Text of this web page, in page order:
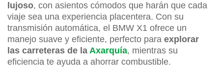
lujoso, con asientos cómodos que harán que cada
viaje sea una experiencia placentera. Con su
transmisión automática, el BMW X1 ofrece un
manejo suave y eficiente, perfecto para explorar
las carreteras de la Axarquía, mientras su
eficiencia te ayuda a ahorrar combustible.